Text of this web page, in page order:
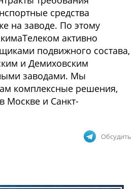
средства
на заводе. По этому
активно
подвижного состава,
и Демиховским
заводами. Мы
комплексные решения,
Москве и Санкт-
Обсудить